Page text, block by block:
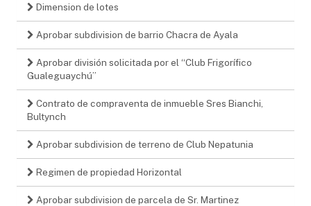
Dimension de lotes
Aprobar subdivision de barrio Chacra de Ayala
Aprobar división solicitada por el “Club Frigorífico
Gualeguaychú”
Contrato de compraventa de inmueble Sres Bianchi,
Bultynch
Aprobar subdivision de terreno de Club Nepatunia
Regimen de propiedad Horizontal
Aprobar subdivision de parcela de Sr. Martinez